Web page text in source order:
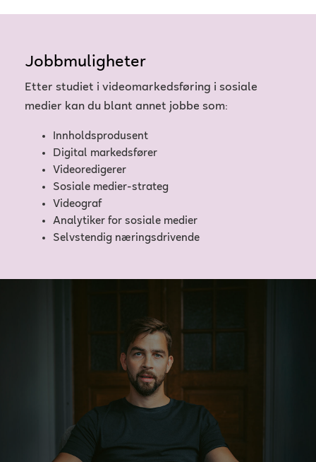
Jobbmuligheter
Etter studiet i videomarkedsføring i sosiale
medier kan du blant annet jobbe som:
Innholdsprodusent
Digital markedsfører
Videoredigerer
Sosiale medier-strateg
Videograf
Analytiker for sosiale medier
Selvstendig næringsdrivende